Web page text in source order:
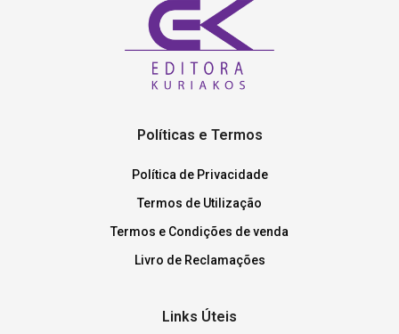
Políticas e Termos
Política de Privacidade
Termos de Utilização
Termos e Condições de venda
Livro de Reclamações
Links Úteis